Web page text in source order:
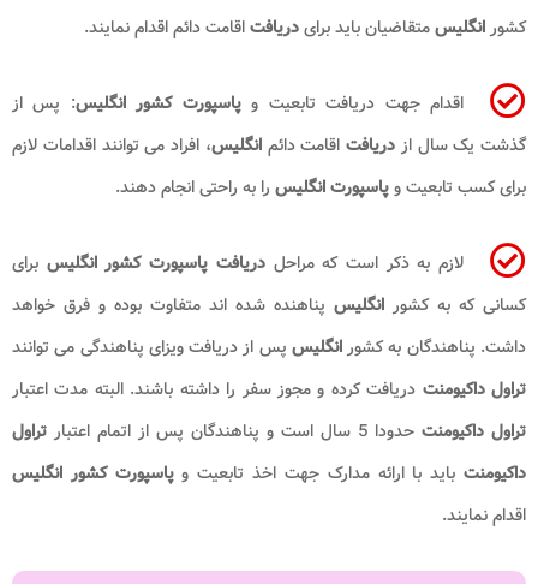
کشورانگلیسمتقاضیان باید برایدریافتاقامت دائم اقدام نمایند.
اقدام جهت دریافت تابعیت وپاسپورت کشور انگلیس: پس از
گذشت یک سال از دریافت اقامت دائمانگلیس، افراد می توانند اقدامات لازم
برای کسب تابعیت وپاسپورت انگلیس را به راحتی انجام دهند.
لازم به ذکر است که مراحلدریافت پاسپورت کشور انگلیس برای
کسانی که به کشور انگلیس پناهنده شده اند متفاوت بوده و فرق خواهد
داشت. پناهندگان به کشورانگلیس پس از دریافت ویزای پناهندگی می توانند
تراول داکیومنت دریافت کرده و مجوز سفر را داشته باشند. البته مدت اعتبار
تراول داکیومنت حدودا 5 سال است و پناهندگان پس از اتمام اعتبار
تراول
داکیومنتباید با ارائه مدارک جهت اخذ تابعیت وپاسپورت کشور انگلیس
اقدام نمایند.